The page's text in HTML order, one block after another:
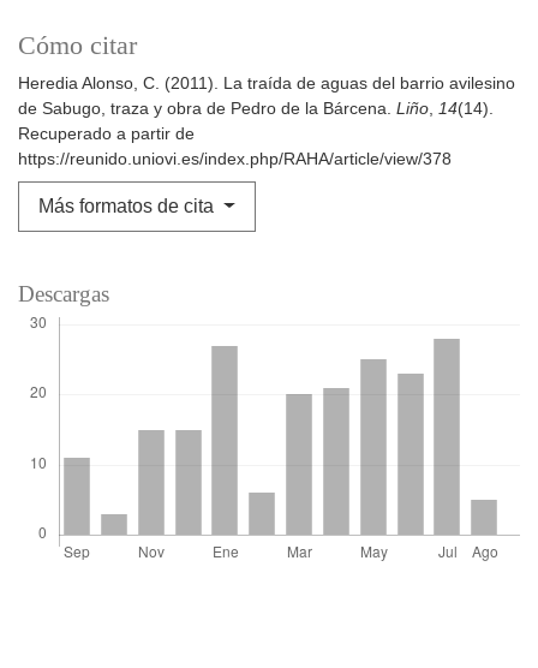
Cómo citar
Heredia Alonso, C. (2011). La traída de aguas del barrio avilesino
de Sabugo, traza y obra de Pedro de la Bárcena. Liño, 14(14).
Recuperado a partir de
https://reunido.uniovi.es/index.php/RAHA/article/view/378
Más formatos de cita
Descargas